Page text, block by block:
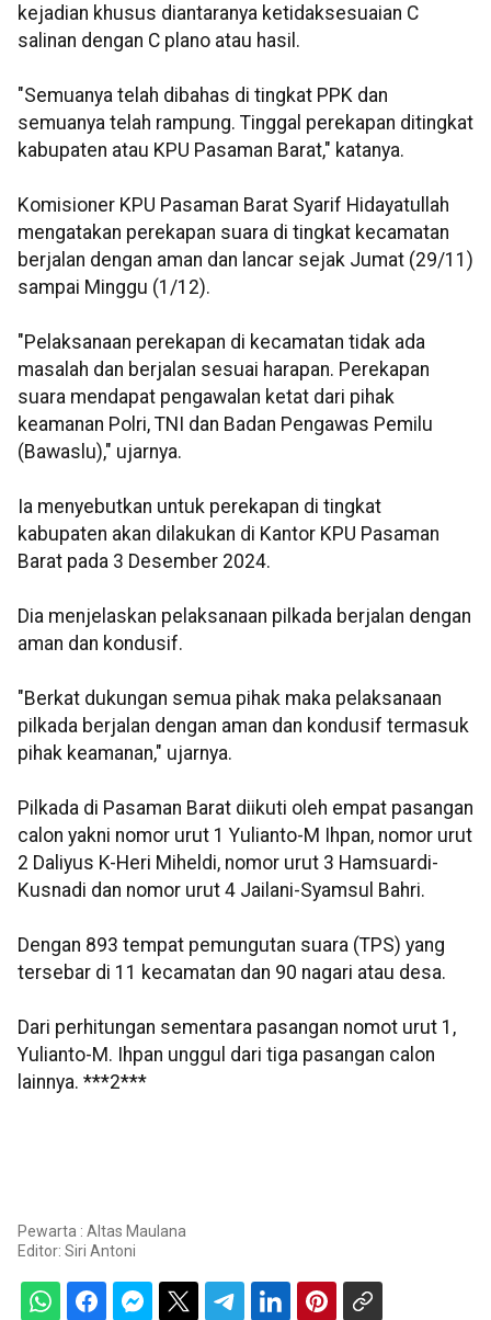
kejadian khusus diantaranya ketidaksesuaian C
salinan dengan C plano atau hasil.
"Semuanya telah dibahas di tingkat PPK dan
semuanya telah rampung. Tinggal perekapan ditingkat
kabupaten atau KPU Pasaman Barat," katanya.
Komisioner KPU Pasaman Barat Syarif Hidayatullah
mengatakan perekapan suara di tingkat kecamatan
berjalan dengan aman dan lancar sejak Jumat (29/11)
sampai Minggu (1/12).
"Pelaksanaan perekapan di kecamatan tidak ada
masalah dan berjalan sesuai harapan. Perekapan
suara mendapat pengawalan ketat dari pihak
keamanan Polri, TNI dan Badan Pengawas Pemilu
(Bawaslu)," ujarnya.
Ia menyebutkan untuk perekapan di tingkat
kabupaten akan dilakukan di Kantor KPU Pasaman
Barat pada 3 Desember 2024.
Dia menjelaskan pelaksanaan pilkada berjalan dengan
aman dan kondusif.
"Berkat dukungan semua pihak maka pelaksanaan
pilkada berjalan dengan aman dan kondusif termasuk
pihak keamanan," ujarnya.
Pilkada di Pasaman Barat diikuti oleh empat pasangan
calon yakni nomor urut 1 Yulianto-M Ihpan, nomor urut
2 Daliyus K-Heri Miheldi, nomor urut 3 Hamsuardi-
Kusnadi dan nomor urut 4 Jailani-Syamsul Bahri.
Dengan 893 tempat pemungutan suara (TPS) yang
tersebar di 11 kecamatan dan 90 nagari atau desa.
Dari perhitungan sementara pasangan nomot urut 1,
Yulianto-M. Ihpan unggul dari tiga pasangan calon
lainnya. ***2***
Pewarta : Altas Maulana
Editor: Siri Antoni